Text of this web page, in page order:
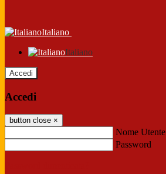
Italiano
Italiano
Accedi
Accedi
button close ×
Nome Utente
Password